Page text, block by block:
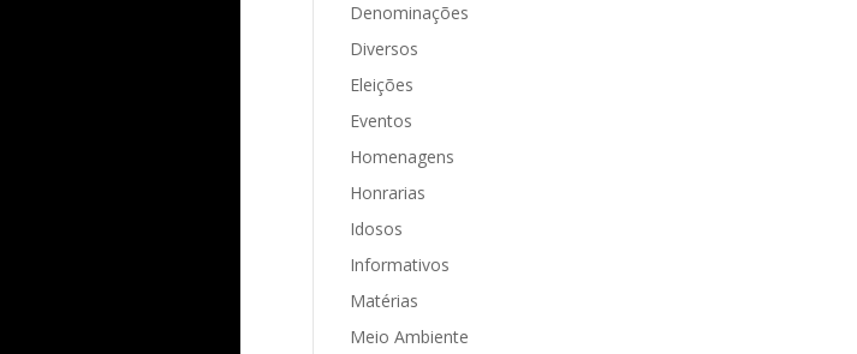
Denominações
Diversos
Eleições
Eventos
Homenagens
Honrarias
Idosos
Informativos
Matérias
Meio Ambiente